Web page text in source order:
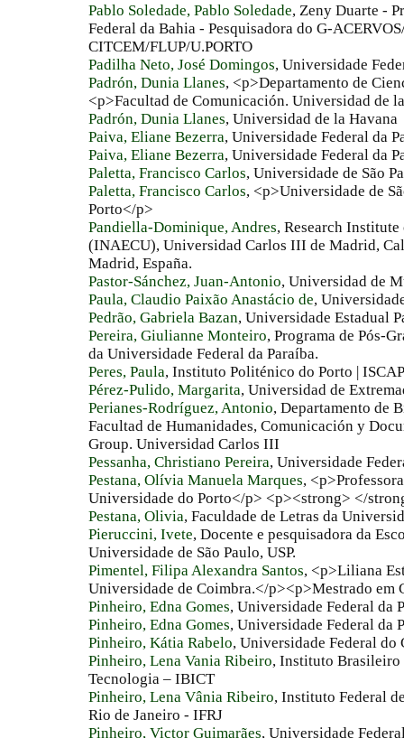
Pablo Soledade, Pablo Soledade, Zeny Duarte -
Federal da Bahia - Pesquisadora do G-
CITCEM/FLUP/U.PORTO
Padilha Neto, José Domingos, Universidade
Padrón, Dunia Llanes, <p>Departamento de
<p>Facultad de Comunicación. Universidad de
Padrón, Dunia Llanes, Universidad de la Havana
Paiva, Eliane Bezerra, Universidade Federal da
Paiva, Eliane Bezerra, Universidade Federal da
Paletta, Francisco Carlos, Universidade de São
Paletta, Francisco Carlos, <p>Universidade de
Porto</p>
Pandiella-Dominique, Andres, Research
(INAECU), Universidad Carlos III de Madrid,
Madrid, España.
Pastor-Sánchez, Juan-Antonio, Universidad de
Paula, Claudio Paixão Anastácio de,
Pedrão, Gabriela Bazan, Universidade Estadual
Pereira, Giulianne Monteiro, Programa de Pós-
da Universidade Federal da Paraíba.
Peres, Paula, Instituto Politénico do Porto |
Pérez-Pulido, Margarita, Universidad de
Perianes-Rodríguez, Antonio, Departamento de
Facultad de Humanidades, Comunicación y
Group. Universidad Carlos III
Pessanha, Christiano Pereira, Universidade
Pestana, Olívia Manuela Marques,
Universidade do Porto</p> <p><strong> </
Pestana, Olivia, Faculdade de Letras da
Pieruccini, Ivete, Docente e pesquisadora da
Universidade de São Paulo, USP.
Pimentel, Filipa Alexandra Santos, <p>Liliana
Universidade de Coimbra.</p><p>Mestrado em
Pinheiro, Edna Gomes, Universidade Federal da
Pinheiro, Edna Gomes, Universidade Federal da
Pinheiro, Kátia Rabelo, Universidade Federal do
Pinheiro, Lena Vania Ribeiro, Instituto Brasileiro
Tecnologia – IBICT
Pinheiro, Lena Vânia Ribeiro, Instituto Federal
Rio de Janeiro - IFRJ
Pinheiro, Victor Guimarães, Universidade